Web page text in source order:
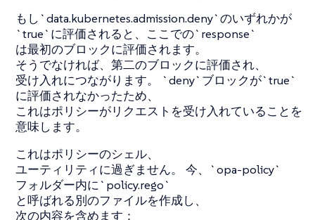
もし`data.kubernetes.admission.deny`のいずれかが
`true`に評価されると、ここでの`response`
は最初のブロックに評価されます。
そうでなければ、第二のブロックに評価され、
受け入れにつながります。 `deny`ブロックが`true`
に評価されなかったため、
これはポリシーがリクエストを受け入れていることを
意味します。
これはポリシーのシェル、
ユーティリティに過ぎません。 今、`opa-policy`
フォルダー内に`policy.rego`
と呼ばれる別のファイルを作成し、
次の内容を含めます：